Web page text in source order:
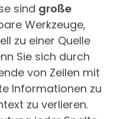
sind große
Werkzeuge,
zu einer Quelle
Sie sich durch
von Zeilen mit
Informationen zu
zu verlieren.